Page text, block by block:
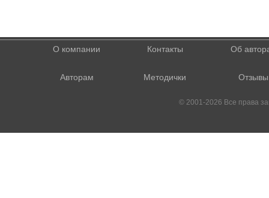
О компании Контакты Об
Авторам Методички Отзывы
© 2001-2026 Все права